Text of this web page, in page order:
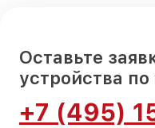
Оставьте
устройства
+7 (495)